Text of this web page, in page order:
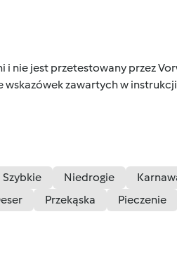
i nie jest przetestowany przez
zawartych w
Szybkie Niedrogie
Przekąska Pieczenie